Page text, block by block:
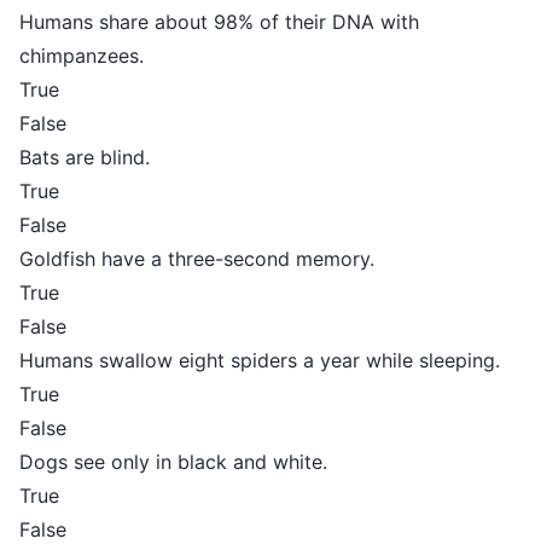
Humans share about 98% of their DNA with
chimpanzees.
True
False
Bats are blind.
True
False
Goldfish have a three-second memory.
True
False
Humans swallow eight spiders a year while sleeping.
True
False
Dogs see only in black and white.
True
False